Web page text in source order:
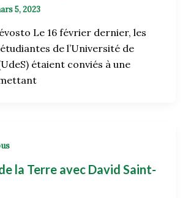
5, 2023
Le 16 février dernier, les
de l’Université de
étaient conviés à une
la Terre avec David Saint-